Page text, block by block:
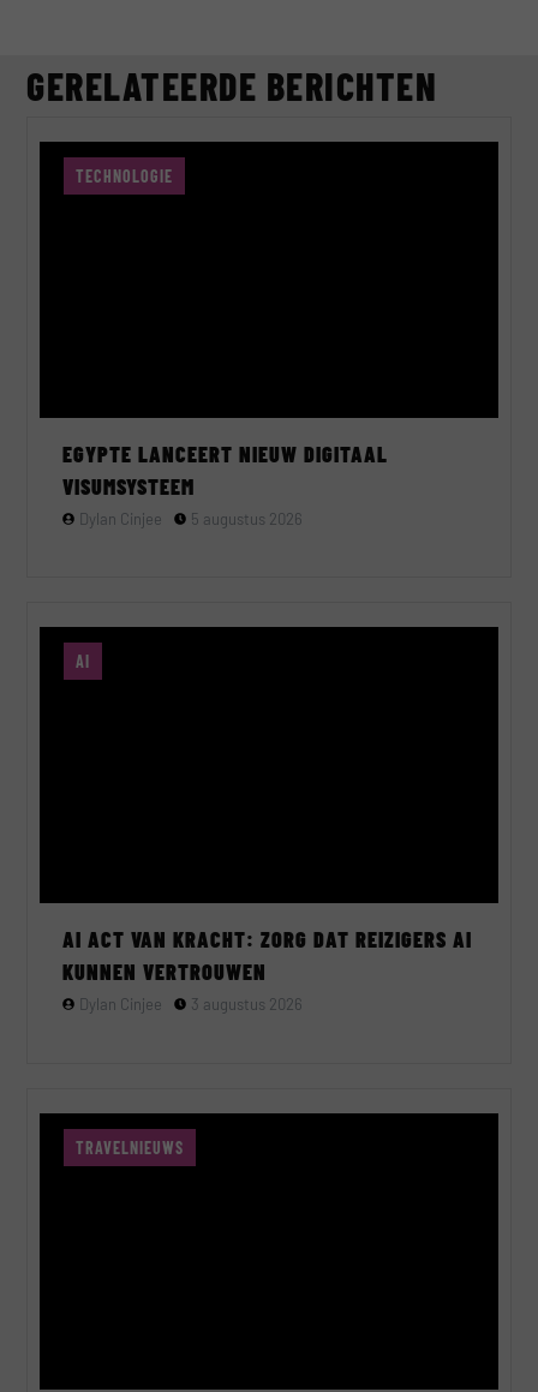
GERELATEERDE BERICHTEN
TECHNOLOGIE
EGYPTE LANCEERT NIEUW DIGITAAL
VISUMSYSTEEM
Dylan Cinjee 5 augustus 2026
AI
AI ACT VAN KRACHT: ZORG DAT REIZIGERS AI
KUNNEN VERTROUWEN
Dylan Cinjee 3 augustus 2026
TRAVELNIEUWS